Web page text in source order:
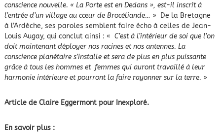
conscience nouvelle. « La Porte est en Dedans », est-il inscrit à
l’entrée d’un village au cœur de Brocéliande… » De la Bretagne
à l’Ardèche, ses paroles semblent faire écho à celles de Jean-
Louis Augay, qui conclut ainsi : « C’est à l’intérieur de soi que l’on
doit maintenant déployer nos racines et nos antennes. La
conscience planétaire s’installe et sera de plus en plus puissante
grâce à tous les hommes et femmes qui auront travaillé à leur
harmonie intérieure et pourront la faire rayonner sur la terre. »
Article de Claire Eggermont pour Inexploré.
En savoir plus :